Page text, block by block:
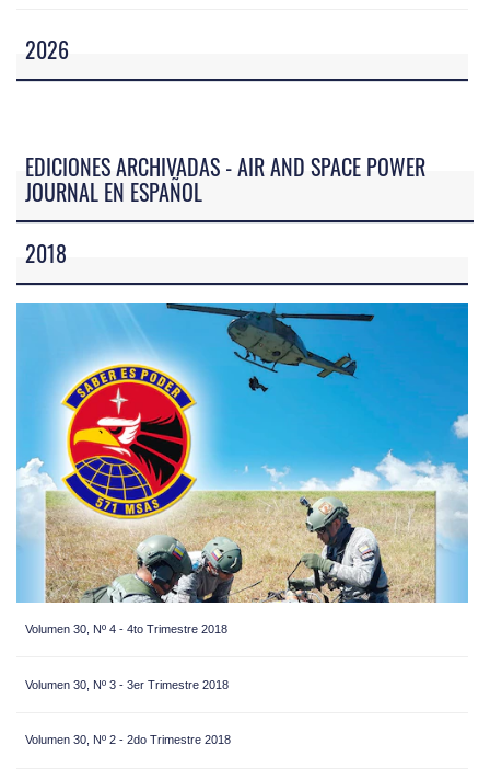
2026
EDICIONES ARCHIVADAS - AIR AND SPACE POWER
JOURNAL EN ESPAÑOL
2018
Volumen 30, Nº 4 - 4to Trimestre 2018
Volumen 30, Nº 3 - 3er Trimestre 2018
Volumen 30, Nº 2 - 2do Trimestre 2018